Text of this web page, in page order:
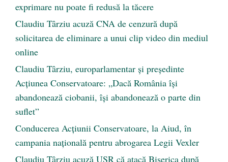
exprimare nu poate fi redusă la tăcere
Claudiu Târziu acuză CNA de cenzură după
solicitarea de eliminare a unui clip video din mediul
online
Claudiu Târziu, europarlamentar și președinte
Acțiunea Conservatoare: „Dacă România își
abandonează ciobanii, își abandonează o parte din
suflet”
Conducerea Acțiunii Conservatoare, la Aiud, în
campania națională pentru abrogarea Legii Vexler
Claudiu Târziu acuză USR că atacă Biserica după